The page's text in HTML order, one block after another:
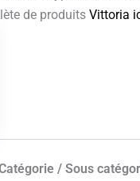
de produits Vittoria
/ Sous